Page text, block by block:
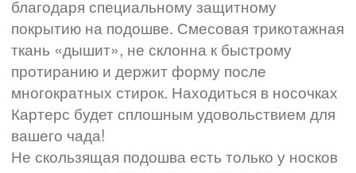
благодаря специальному защитному
покрытию на подошве. Смесовая трикотажная
ткань «дышит», не склонна к быстрому
протиранию и держит форму после
многократных стирок. Находиться в носочках
Картерс будет сплошным удовольствием для
вашего чада!
Не скользящая подошва есть только у носков